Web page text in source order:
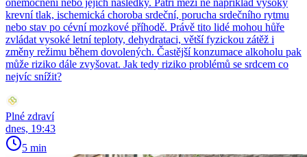
onemocnění nebo jejich následky. Patří mezi ně například vysoký
krevní tlak, ischemická choroba srdeční, porucha srdečního rytmu
nebo stav po cévní mozkové příhodě. Právě tito lidé mohou hůře
zvládat vysoké letní teploty, dehydrataci, větší fyzickou zátěž i
změny režimu během dovolených. Častější konzumace alkoholu pak
může riziko dále zvyšovat. Jak tedy riziko problémů se srdcem co
nejvíc snížit?
Plné zdraví
dnes, 19:43
5 min